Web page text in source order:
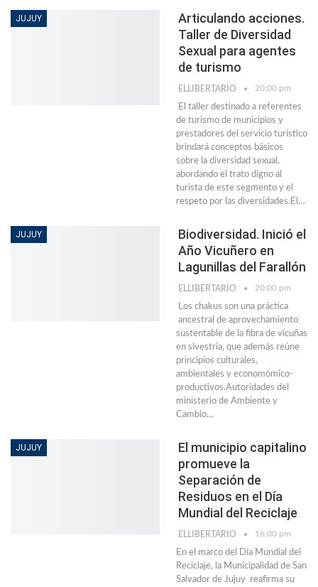
JUJUY
Articulando acciones.
Taller de Diversidad
Sexual para agentes
de turismo
ELLIBERTARIO 20:00 pm
El taller destinado a referentes
de turismo de municipios y
prestadores del servicio turístico
brindará conceptos básicos
sobre la diversidad sexual,
abordando el trato digno al
turista de este segmento y el
respeto por las diversidades.El…
JUJUY
Biodiversidad. Inició el
Año Vicuñero en
Lagunillas del Farallón
ELLIBERTARIO 20:00 pm
Los chakus son una práctica
ancestral de aprovechamiento
sustentable de la fibra de vicuñas
en sivestría, que además reúne
principios culturales,
ambientales y economómico-
productivos.Autoridades del
ministerio de Ambiente y
Cambio…
JUJUY
El municipio capitalino
promueve la
Separación de
Residuos en el Día
Mundial del Reciclaje
ELLIBERTARIO 16:00 pm
En el marco del Día Mundial del
Reciclaje, la Municipalidad de San
Salvador de Jujuy reafirma su